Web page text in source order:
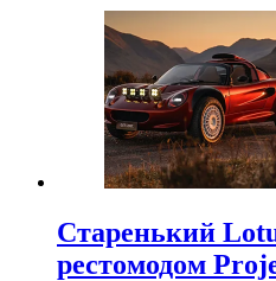
Старенький
рестомодом